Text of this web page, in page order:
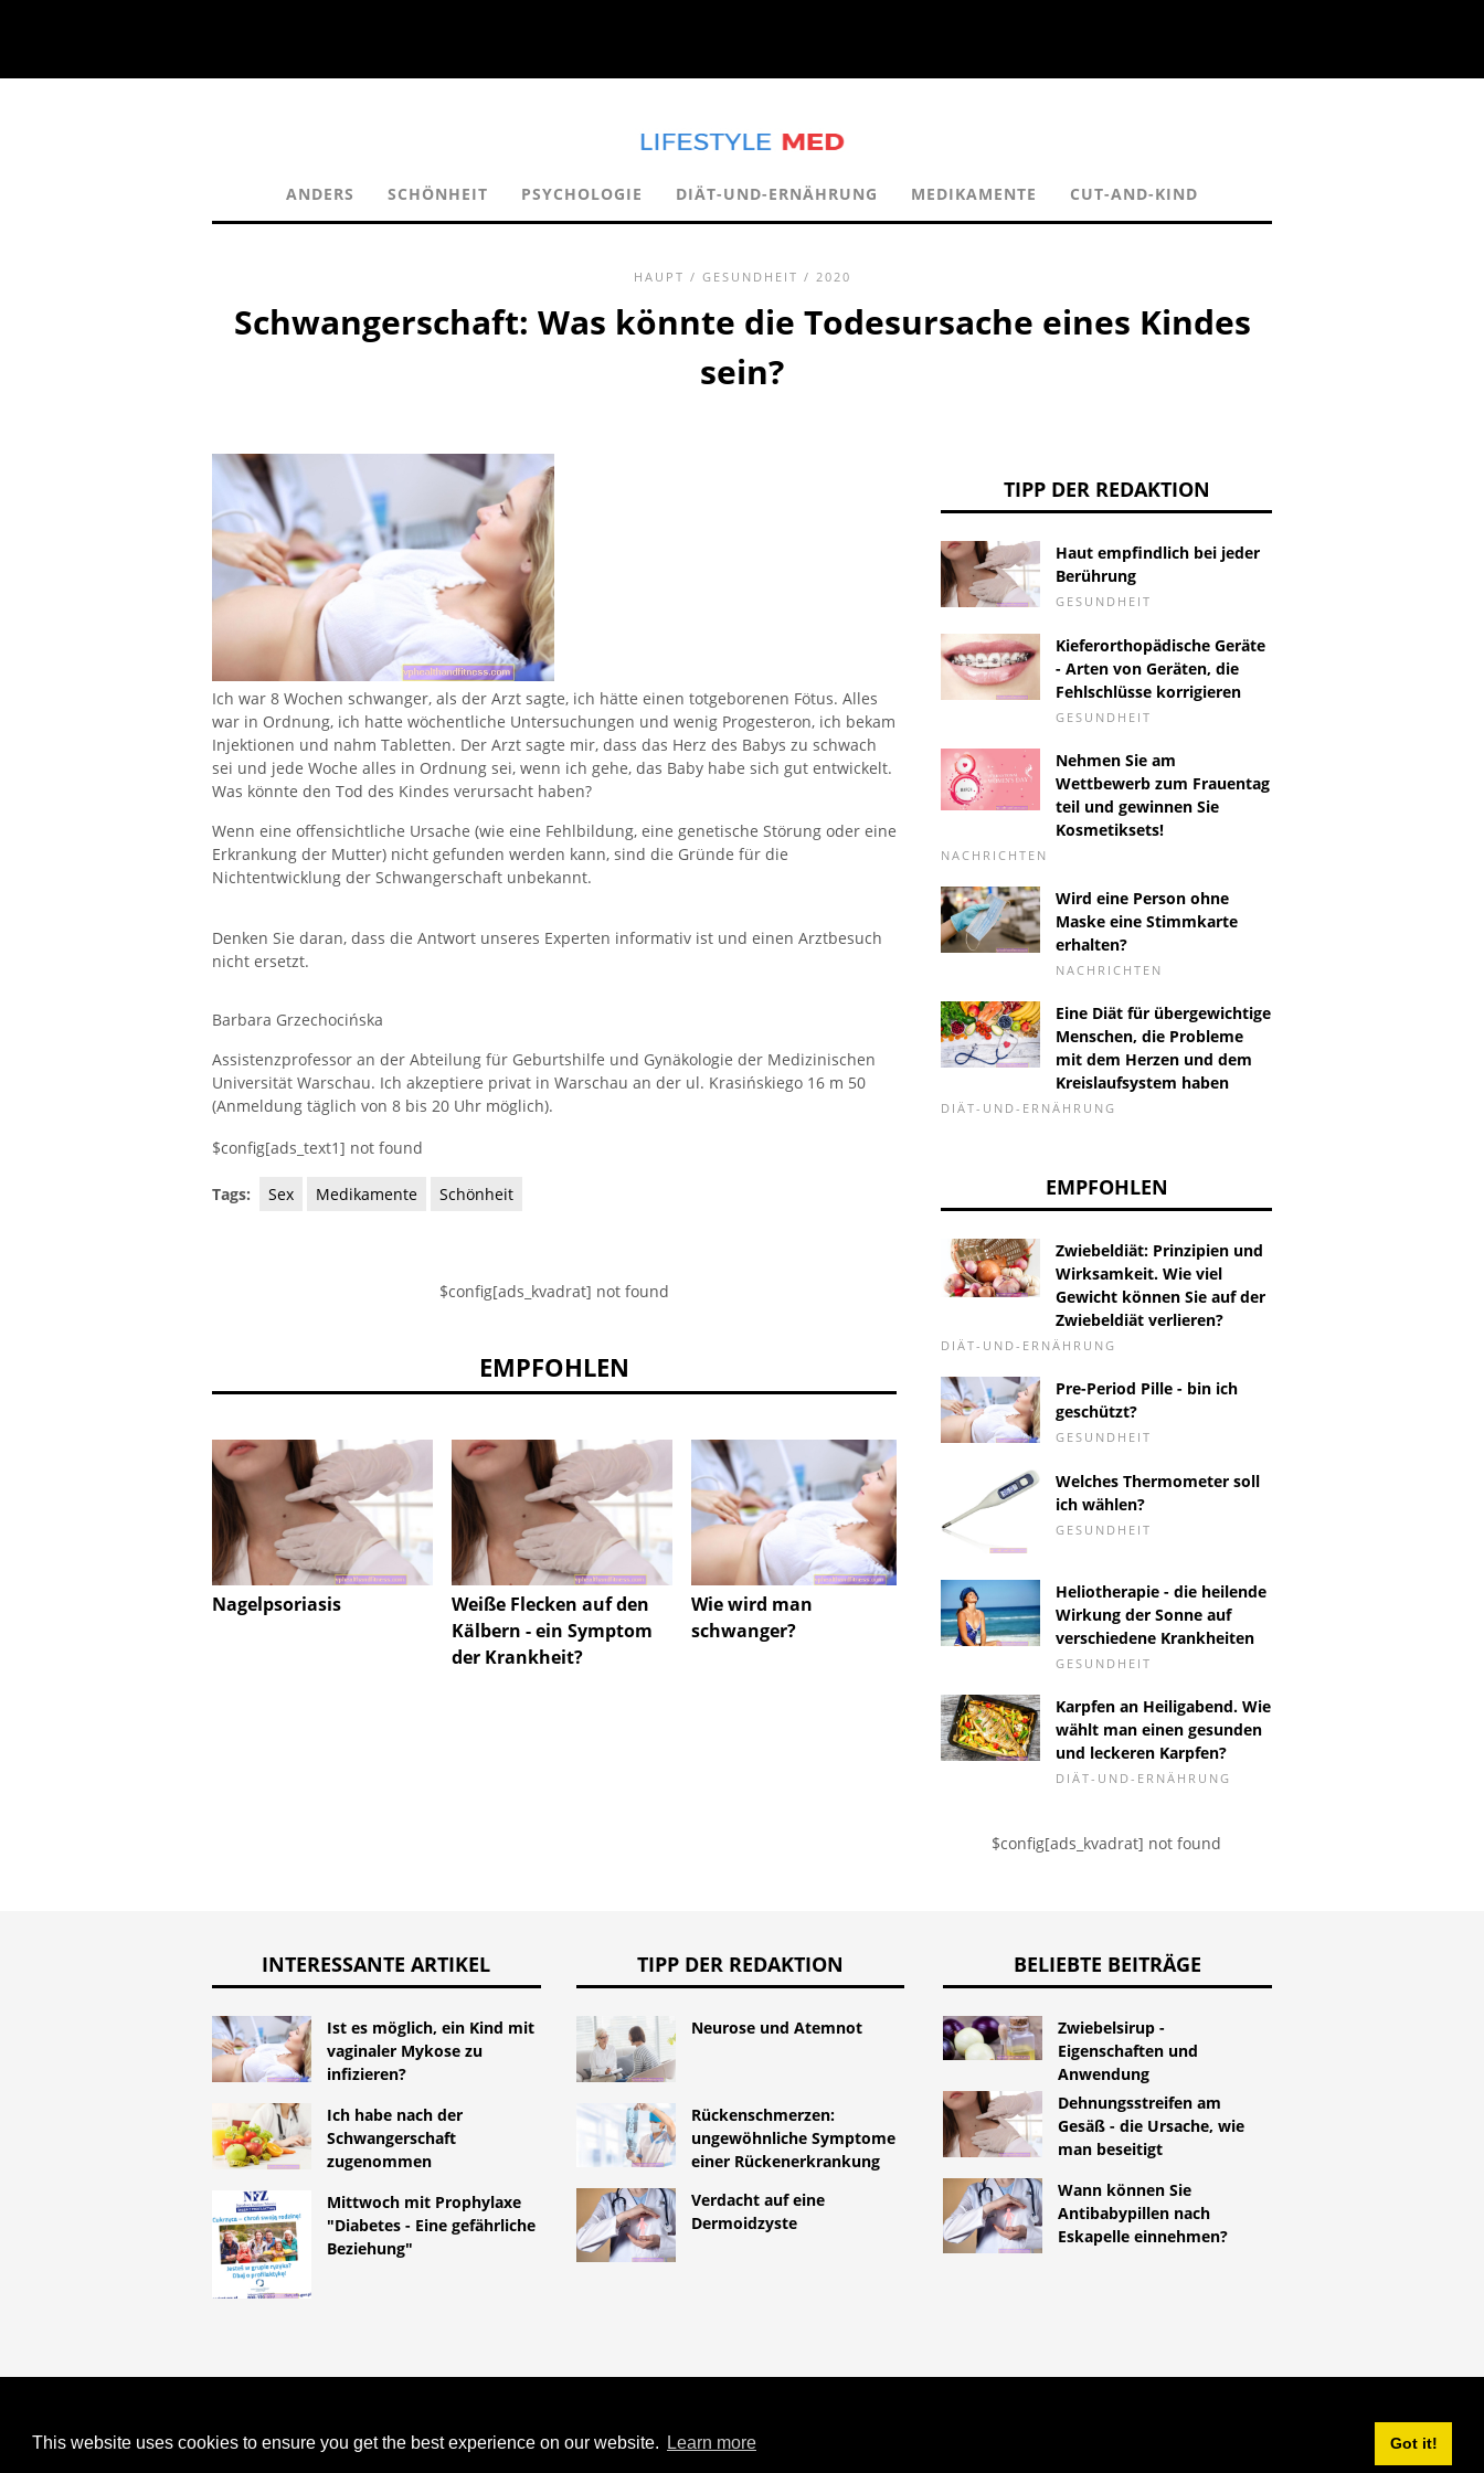
This website uses cookies to ensure you get the best experience on our website. Learn more Got it!
ANDERS SCHÖNHEIT PSYCHOLOGIE DIÄT-UND-ERNÄHRUNG MEDIKAMENTE CUT-AND-KIND
HAUPT / GESUNDHEIT / 2020
Schwangerschaft: Was könnte die Todesursache eines Kindes
sein?
Ich war 8 Wochen schwanger, als der Arzt sagte, ich hätte einen totgeborenen Fötus. Alles
war in Ordnung, ich hatte wöchentliche Untersuchungen und wenig Progesteron, ich bekam
Injektionen und nahm Tabletten. Der Arzt sagte mir, dass das Herz des Babys zu schwach
sei und jede Woche alles in Ordnung sei, wenn ich gehe, das Baby habe sich gut entwickelt.
Was könnte den Tod des Kindes verursacht haben?
Wenn eine offensichtliche Ursache (wie eine Fehlbildung, eine genetische Störung oder eine
Erkrankung der Mutter) nicht gefunden werden kann, sind die Gründe für die
Nichtentwicklung der Schwangerschaft unbekannt.
Denken Sie daran, dass die Antwort unseres Experten informativ ist und einen Arztbesuch
nicht ersetzt.
Barbara Grzechocińska
Assistenzprofessor an der Abteilung für Geburtshilfe und Gynäkologie der Medizinischen
Universität Warschau. Ich akzeptiere privat in Warschau an der ul. Krasińskiego 16 m 50
(Anmeldung täglich von 8 bis 20 Uhr möglich).
$config[ads_text1] not found
Tags: Sex Medikamente Schönheit
$config[ads_kvadrat] not found
EMPFOHLEN
Nagelpsoriasis
Weiße Flecken auf den
Kälbern - ein Symptom
der Krankheit?
Wie wird man
schwanger?
Was sind die Symptome
Wie wirkt sich Tetralysal
auf Antibabypillen aus?
TIPP DER REDAKTION
Haut empfindlich bei jeder
Berührung
GESUNDHEIT
Kieferorthopädische Geräte
- Arten von Geräten, die
Fehlschlüsse korrigieren
GESUNDHEIT
Nehmen Sie am
Wettbewerb zum Frauentag
teil und gewinnen Sie
Kosmetiksets!
NACHRICHTEN
Wird eine Person ohne
Maske eine Stimmkarte
erhalten?
NACHRICHTEN
Eine Diät für übergewichtige
Menschen, die Probleme
mit dem Herzen und dem
Kreislaufsystem haben
DIÄT-UND-ERNÄHRUNG
EMPFOHLEN
Zwiebeldiät: Prinzipien und
Wirksamkeit. Wie viel
Gewicht können Sie auf der
Zwiebeldiät verlieren?
DIÄT-UND-ERNÄHRUNG
Pre-Period Pille - bin ich
geschützt?
GESUNDHEIT
Welches Thermometer soll
ich wählen?
GESUNDHEIT
Heliotherapie - die heilende
Wirkung der Sonne auf
verschiedene Krankheiten
GESUNDHEIT
Karpfen an Heiligabend. Wie
wählt man einen gesunden
und leckeren Karpfen?
DIÄT-UND-ERNÄHRUNG
$config[ads_kvadrat] not found
INTERESSANTE ARTIKEL
Ist es möglich, ein Kind mit
vaginaler Mykose zu
infizieren?
Ich habe nach der
Schwangerschaft
zugenommen
Mittwoch mit Prophylaxe
"Diabetes - Eine gefährliche
Beziehung"
TIPP DER REDAKTION
Neurose und Atemnot
Rückenschmerzen:
ungewöhnliche Symptome
einer Rückenerkrankung
Verdacht auf eine
Dermoidzyste
BELIEBTE BEITRÄGE
Zwiebelsirup -
Eigenschaften und
Anwendung
Dehnungsstreifen am
Gesäß - die Ursache, wie
man beseitigt
Wann können Sie
Antibabypillen nach
Eskapelle einnehmen?
SCHWANGERSCHAFT: WAS KÖNNTE DIE TODESURSACHE EINES
KINDES SEIN?